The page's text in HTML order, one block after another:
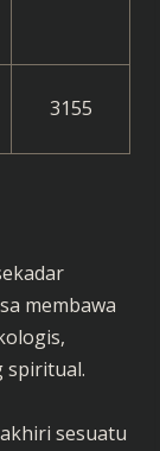
3155
membawa
spiritual.
sesuatu